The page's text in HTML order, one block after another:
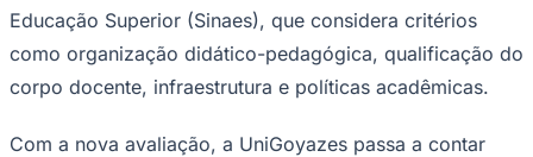
Times - Ir direto
Educação Superior (Sinaes), que considera critérios
como organização didático-pedagógica, qualificação do
corpo docente, infraestrutura e políticas acadêmicas.
Com a nova avaliação, a UniGoyazes passa a contar